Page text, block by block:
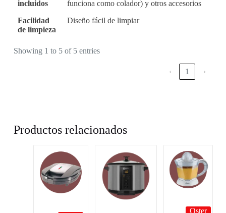
incluidos
funciona como colador) y otros accesorios
Facilidad
de limpieza
Diseño fácil de limpiar
Showing 1 to 5 of 5 entries
‹ 1 ›
Productos relacionados
Oster